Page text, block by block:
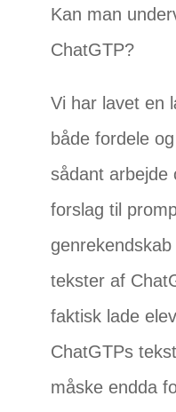
Kan man
ChatGTP?
Vi har lavet en
både fordele
sådant arbejde
forslag til
tekster af
faktisk lade
ChatGTPs
måske endda